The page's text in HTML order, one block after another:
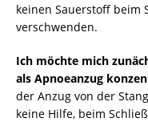
keinen Sauerstoff beim
verschwenden.
Ich möchte mich
als Apnoeanzug
der Anzug von der
keine Hilfe, beim